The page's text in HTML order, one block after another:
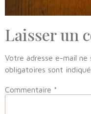
Laisser un
Votre adresse e-mail ne
obligatoires sont
Commentaire *